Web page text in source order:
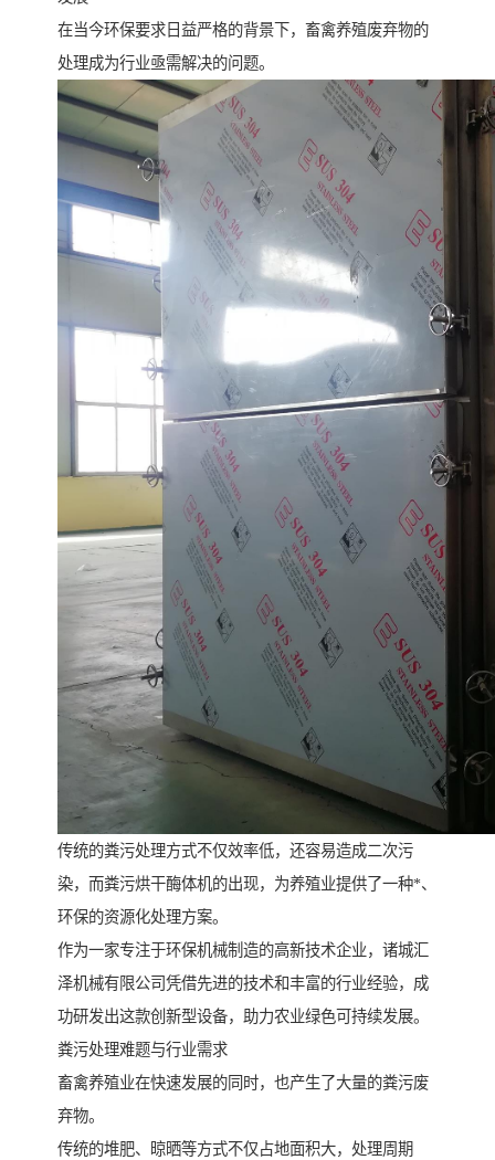
在当今环保要求日益严格的背景下，畜禽养殖废弃物的
处理成为行业亟需解决的问题。
传统的粪污处理方式不仅效率低，还容易造成二次污
染，而粪污烘干酶体机的出现，为养殖业提供了一种*、
环保的资源化处理方案。
作为一家专注于环保机械制造的高新技术企业，诸城汇
泽机械有限公司凭借先进的技术和丰富的行业经验，成
功研发出这款创新型设备，助力农业绿色可持续发展。
粪污处理难题与行业需求
畜禽养殖业在快速发展的同时，也产生了大量的粪污废
弃物。
传统的堆肥、晾晒等方式不仅占地面积大，处理周期